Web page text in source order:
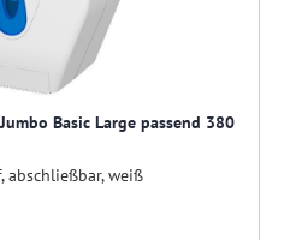
Basic Large passend 380
abschließbar, weiß